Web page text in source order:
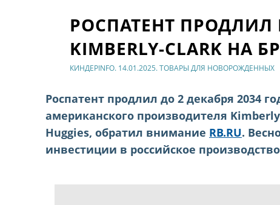
РОСПАТЕНТ
KIMBERLY-CLARK НА
КИНДЕРINFO. 14.01.2025. ТОВАРЫ ДЛЯ НОВОРОЖДЕННЫХ
Роспатент продлил до 2 декабря 2034
американского производителя
Huggies, обратил внимание RB.RU.
инвестиции в российское